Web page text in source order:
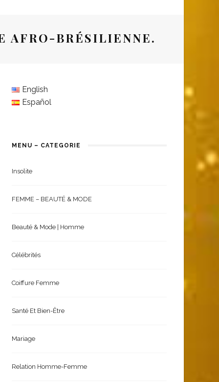
AFRO-BRÉSILIENNE.
English
Español
MENU – CATEGORIE
Insolite
FEMME – BEAUTÉ & MODE
Beauté & Mode | Homme
Célébrités
Coiffure Femme
Santé Et Bien-Être
Mariage
Relation Homme-Femme